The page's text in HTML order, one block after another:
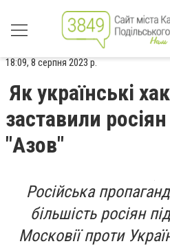
18:09, 8 серпня 2023 р.
Як українські
заставили
"Азов"
Російська
більшість росіян
Московії проти